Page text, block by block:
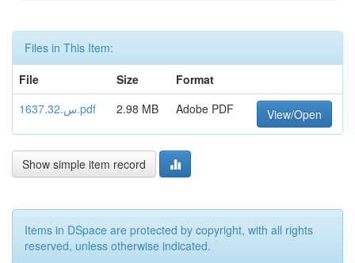
Files in This Item:
File
Size
Format
س.1637.32.pdf
2.98 MB Adobe PDF View/Open
Show simple item record
Items in DSpace are protected by copyright, with all rights
reserved, unless otherwise indicated.